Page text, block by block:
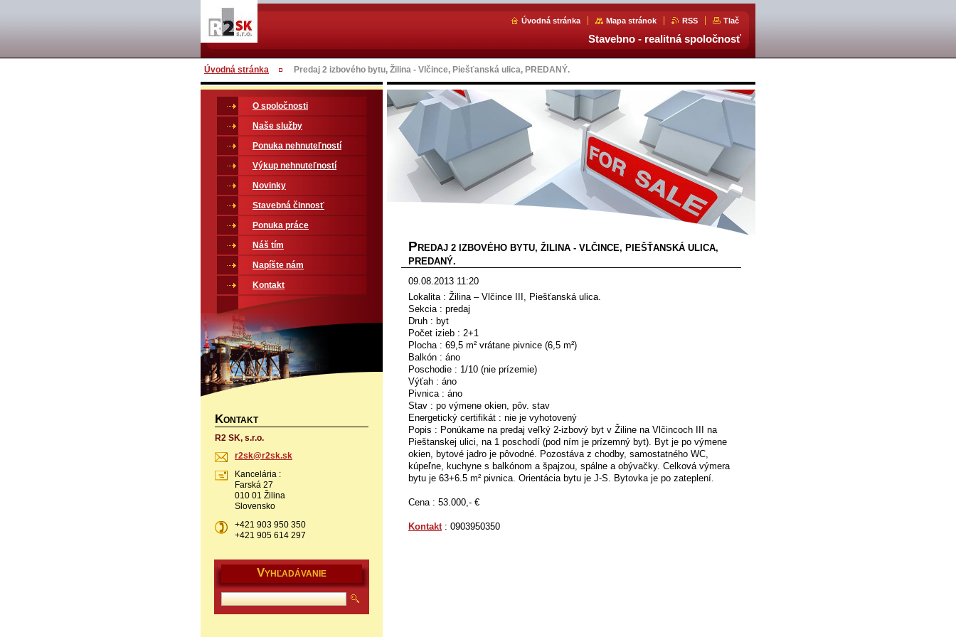
Úvodná stránka Mapa stránok RSS Tlač
Stavebno - realitná spoločnosť
Úvodná stránka Predaj 2 izbového bytu, Žilina - Vlčince, Piešťanská ulica, PREDANÝ.
P REDAJ 2 IZBOVÉHO BYTU, ŽILINA - VLČINCE, PIEŠŤANSKÁ ULICA,
PREDANÝ.
09.08.2013 11:20
Lokalita : Žilina – Vlčince III, Piešťanská ulica.
Sekcia : predaj
Druh : byt
Počet izieb : 2+1
Plocha : 69,5 m² vrátane pivnice (6,5 m²)
Balkón : áno
Poschodie : 1/10 (nie prízemie)
Výťah : áno
Pivnica : áno
Stav : po výmene okien, pôv. stav
Energetický certifikát : nie je vyhotovený
Popis : Ponúkame na predaj veľký 2-izbový byt v Žiline na Vlčincoch III na
Pieštanskej ulici, na 1 poschodí (pod ním je prízemný byt). Byt je po výmene
okien, bytové jadro je pôvodné. Pozostáva z chodby, samostatného WC,
kúpeľne, kuchyne s balkónom a špajzou, spálne a obývačky. Celková výmera
bytu je 63+6.5 m² pivnica. Orientácia bytu je J-S. Bytovka je po zateplení.
Cena : 53.000,- €
Kontakt: 0903950350
O spoločnosti
Naše služby
Ponuka nehnuteľností
Výkup nehnuteľností
Novinky
Stavebná činnosť
Ponuka práce
Náš tím
Napíšte nám
Kontakt
KONTAKT
R2 SK, s.r.o.
r2sk@r2s k.sk
Kancelária :
Farská 27
010 01 Žilina
Slovensko
+421 903 950 350
+421 905 614 297
VYHĽADÁVANIE